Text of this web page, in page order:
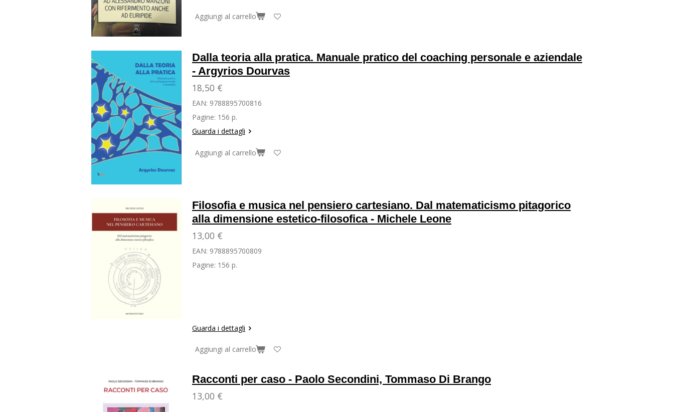
Aggiungi al carrello
Dalla teoria alla pratica. Manuale pratico del coaching personale e aziendale
- Argyrios Dourvas
18,50 €
EAN: 9788895700816
Pagine: 156 p.
Guarda i dettagli
Aggiungi al carrello
Filosofia e musica nel pensiero cartesiano. Dal matematicismo pitagorico
alla dimensione estetico-filosofica - Michele Leone
13,00 €
EAN: 9788895700809
Pagine: 156 p.
Guarda i dettagli
Aggiungi al carrello
Racconti per caso - Paolo Secondini, Tommaso Di Brango
13,00 €